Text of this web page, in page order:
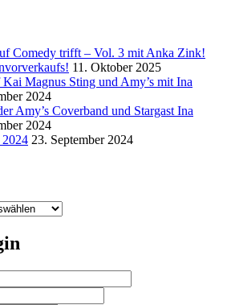
Comedy trifft – Vol. 3 mit Anka Zink!
11. Oktober 2025
Magnus Sting und Amy’s mit Ina
2024
Amy’s Coverband und Stargast Ina
2024
23. September 2024